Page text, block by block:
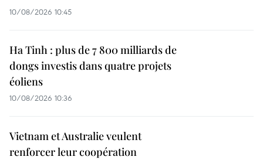
10/08/2026 10:45
Ha Tinh : plus de 7 800 milliards de
dongs investis dans quatre projets
éoliens
10/08/2026 10:36
Vietnam et Australie veulent
renforcer leur coopération